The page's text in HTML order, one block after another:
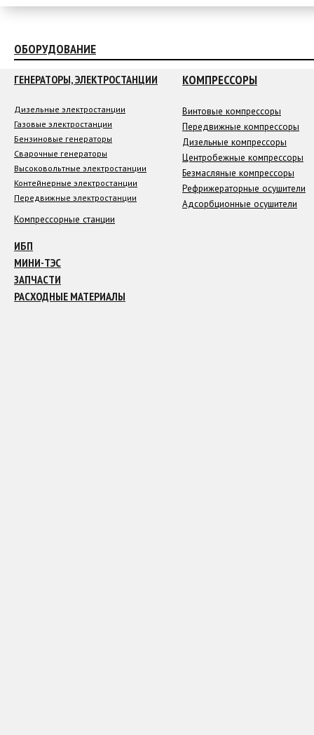
ОБОРУДОВАНИЕ
ГЕНЕРАТОРЫ, ЭЛЕКТРОСТАНЦИИ
Дизельные электростанции
Газовые электростанции
Бензиновые генераторы
Сварочные генераторы
Высоковольтные электростанции
Контейнерные электростанции
Передвижные электростанции
КОМПРЕССОРЫ
Винтовые компрессоры
Передвижные компрессоры
Дизельные компрессоры
Центробежные компрессоры
Безмасляные компрессоры
Рефрижераторные осушители
Адсорбционные осушители
Компрессорные станции
ИБП
МИНИ-ТЭС
ЗАПЧАСТИ
РАСХОДНЫЕ МАТЕРИАЛЫ